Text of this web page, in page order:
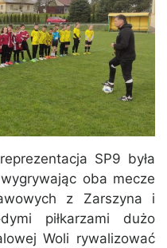
SP9 była
oba mecze
z Zarszyna i
piłkarzami dużo
Woli rywalizować